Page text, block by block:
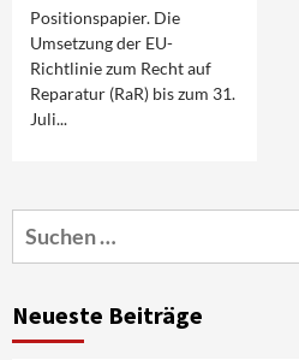
Positionspapier. Die
Umsetzung der EU-
Richtlinie zum Recht auf
Reparatur (RaR) bis zum 31.
Juli...
Suchen
nach:
Neueste Beiträge
3
Verbraucher
Aktuell Gaming